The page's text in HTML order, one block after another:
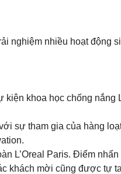
nghiệm nhiều hoạt động
khoa học chống nắng
sự tham gia của hàng
L’Oreal Paris. Điểm
khách mời cũng được tự